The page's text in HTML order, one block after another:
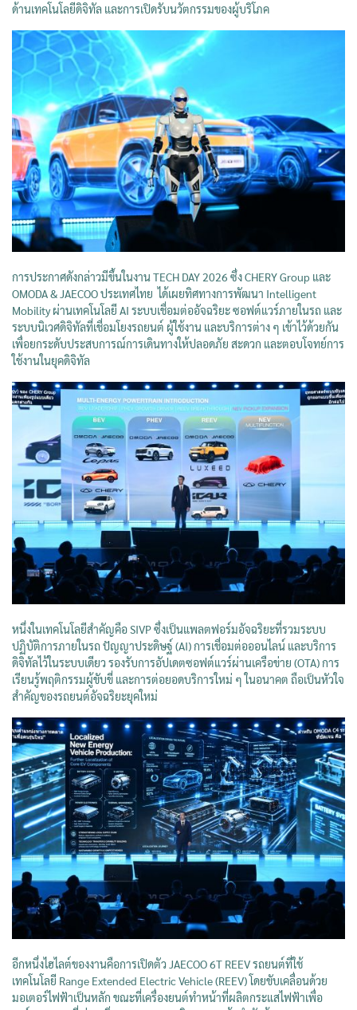
ด้านเทคโนโลยีดิจิทัล และการเปิดรับนวัตกรรมของผู้บริโภค
การประกาศดังกล่าวมีขึ้นในงาน TECH DAY 2026 ซึ่ง CHERY Group และ
OMODA & JAECOO ประเทศไทย ได้เผยทิศทางการพัฒนา Intelligent
Mobility ผ่านเทคโนโลยี AI ระบบเชื่อมต่ออัจฉริยะ ซอฟต์แวร์ภายในรถ และ
ระบบนิเวศดิจิทัลที่เชื่อมโยงรถยนต์ ผู้ใช้งาน และบริการต่าง ๆ เข้าไว้ด้วยกัน
เพื่อยกระดับประสบการณ์การเดินทางให้ปลอดภัย สะดวก และตอบโจทย์การ
ใช้งานในยุคดิจิทัล
หนึ่งในเทคโนโลยีสำคัญคือ SIVP ซึ่งเป็นแพลตฟอร์มอัจฉริยะที่รวมระบบ
ปฏิบัติการภายในรถ ปัญญาประดิษฐ์ (AI) การเชื่อมต่อออนไลน์ และบริการ
ดิจิทัลไว้ในระบบเดียว รองรับการอัปเดตซอฟต์แวร์ผ่านเครือข่าย (OTA) การ
เรียนรู้พฤติกรรมผู้ขับขี่ และการต่อยอดบริการใหม่ ๆ ในอนาคต ถือเป็นหัวใจ
สำคัญของรถยนต์อัจฉริยะยุคใหม่
อีกหนึ่งไฮไลต์ของงานคือการเปิดตัว JAECOO 6T REEV รถยนต์ที่ใช้
เทคโนโลยี Range Extended Electric Vehicle (REEV) โดยขับเคลื่อนด้วย
มอเตอร์ไฟฟ้าเป็นหลัก ขณะที่เครื่องยนต์ทำหน้าที่ผลิตกระแสไฟฟ้าเพื่อ